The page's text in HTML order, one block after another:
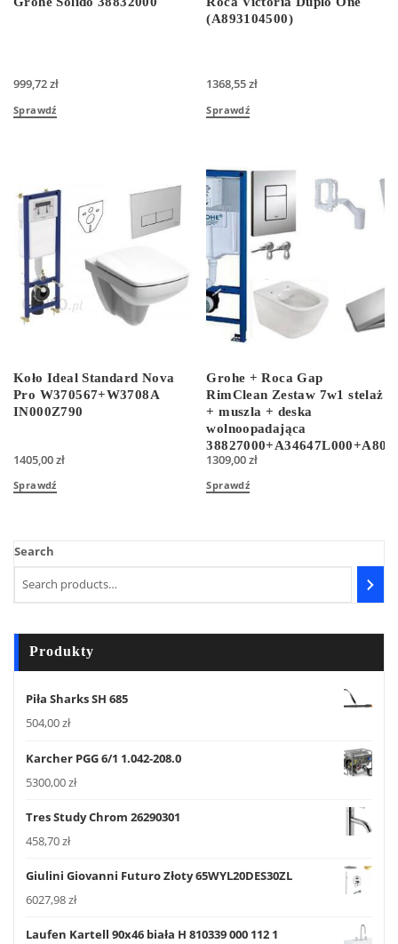
999,72zł
Sprawdź
(A893104500)
1368,55zł
Sprawdź
Koło Ideal Standard Nova
Pro W370567+W3708A
IN000Z790
1405,00zł
Sprawdź
Grohe + Roca Gap
RimClean Zestaw 7w1 stelaż
+ muszla + deska
wolnoopadająca
1309,00zł
Sprawdź
Search
Produkty
Piła Sharks SH 685
504,00zł
Karcher PGG 6/1 1.042-208.0
5300,00zł
Tres Study Chrom 26290301
458,70zł
Giulini Giovanni Futuro Złoty 65WYL20DES30ZL
6027,98zł
Laufen Kartell 90x46 biała H 810339 000 112 1